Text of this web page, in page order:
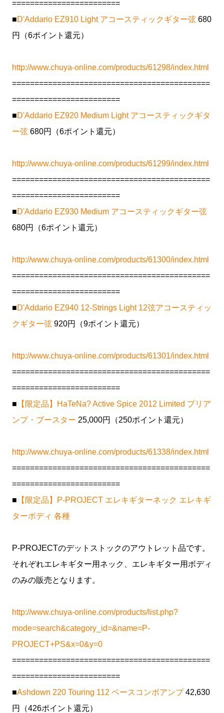
========================
■D'Addario EZ910 Light アコースティックギター弦 680
円（6ポイント還元）
http://www.chuya-online.com/products/61298/index.html
============================================
========================
■D'Addario EZ920 Medium Light アコースティックギタ
ー弦 680円（6ポイント還元）
http://www.chuya-online.com/products/61299/index.html
============================================
========================
■D'Addario EZ930 Medium アコースティックギター弦
680円（6ポイント還元）
http://www.chuya-online.com/products/61300/index.html
============================================
========================
■D'Addario EZ940 12-Strings Light 12弦アコースティッ
クギター弦 920円（9ポイント還元）
http://www.chuya-online.com/products/61301/index.html
============================================
========================
■ 【限定品】HaTeNa? Active Spice 2012 Limited プリア
ンプ・ブースター 25,000円（250ポイント還元）
http://www.chuya-online.com/products/61338/index.html
============================================
========================
■ 【限定品】P-PROJECT エレキギターネック エレキギ
ターボディ 各種
P-PROJECTのデットストックのアウトレット品です。
それぞれエレキギター用ネック、エレキギター用ボディ
のみの販売となります。
http://www.chuya-online.com/products/list.php?
mode=search&category_id=&name=P-
PROJECT+PS&x=0&y=0
============================================
========================
■Ashdown 220 Touring 112 ベースコンボアンプ42,630
円（426ポイント還元）